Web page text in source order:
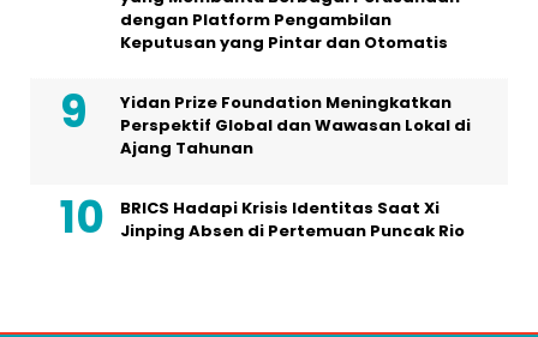
dengan Platform Pengambilan
Keputusan yang Pintar dan Otomatis
Yidan Prize Foundation Meningkatkan
Perspektif Global dan Wawasan Lokal di
Ajang Tahunan
BRICS Hadapi Krisis Identitas Saat Xi
Jinping Absen di Pertemuan Puncak Rio